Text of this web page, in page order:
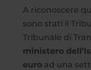
A riconoscere
sono stati il
Tribunale di
ministero
euroad una